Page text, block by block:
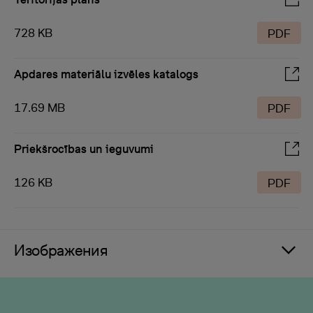
728 KB PDF
Apdares materiālu izvēles katalogs
17.69 MB PDF
Priekšrocības un ieguvumi
126 KB PDF
Изображения